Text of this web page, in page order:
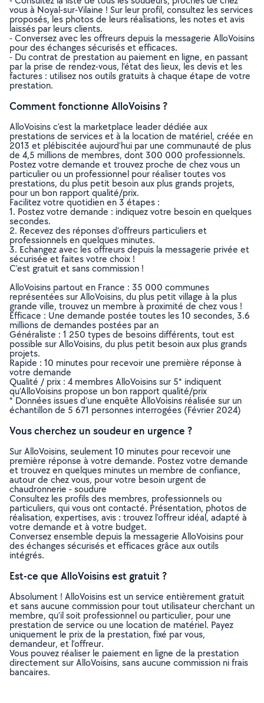
vous à Noyal-sur-Vilaine ! Sur leur profil, consultez les services
proposés, les photos de leurs réalisations, les notes et avis
laissés par leurs clients.
- Conversez avec les offreurs depuis la messagerie AlloVoisins
pour des échanges sécurisés et efficaces.
- Du contrat de prestation au paiement en ligne, en passant
par la prise de rendez-vous, l’état des lieux, les devis et les
factures : utilisez nos outils gratuits à chaque étape de votre
prestation.
Comment fonctionne AlloVoisins ?
AlloVoisins c’est la marketplace leader dédiée aux
prestations de services et à la location de matériel, créée en
2013 et plébiscitée aujourd’hui par une communauté de plus
de 4,5 millions de membres, dont 300 000 professionnels.
Postez votre demande et trouvez proche de chez vous un
particulier ou un professionnel pour réaliser toutes vos
prestations, du plus petit besoin aux plus grands projets,
pour un bon rapport qualité/prix.
Facilitez votre quotidien en 3 étapes :
1. Postez votre demande : indiquez votre besoin en quelques
secondes.
2. Recevez des réponses d’offreurs particuliers et
professionnels en quelques minutes.
3. Echangez avec les offreurs depuis la messagerie privée et
sécurisée et faites votre choix !
C’est gratuit et sans commission !
AlloVoisins partout en France : 35 000 communes
représentées sur AlloVoisins, du plus petit village à la plus
grande ville, trouvez un membre à proximité de chez vous !
Efficace : Une demande postée toutes les 10 secondes, 3.6
millions de demandes postées par an
Généraliste : 1 250 types de besoins différents, tout est
possible sur AlloVoisins, du plus petit besoin aux plus grands
projets.
Rapide : 10 minutes pour recevoir une première réponse à
votre demande
Qualité / prix : 4 membres AlloVoisins sur 5* indiquent
qu’AlloVoisins propose un bon rapport qualité/prix
* Données issues d’une enquête AlloVoisins réalisée sur un
échantillon de 5 671 personnes interrogées (Février 2024)
Vous cherchez un soudeur en urgence ?
Sur AlloVoisins, seulement 10 minutes pour recevoir une
première réponse à votre demande. Postez votre demande
et trouvez en quelques minutes un membre de confiance,
autour de chez vous, pour votre besoin urgent de
chaudronnerie - soudure
Consultez les profils des membres, professionnels ou
particuliers, qui vous ont contacté. Présentation, photos de
réalisation, expertises, avis : trouvez l'offreur idéal, adapté à
votre demande et à votre budget.
Conversez ensemble depuis la messagerie AlloVoisins pour
des échanges sécurisés et efficaces grâce aux outils
intégrés.
Est-ce que AlloVoisins est gratuit ?
Absolument ! AlloVoisins est un service entièrement gratuit
et sans aucune commission pour tout utilisateur cherchant un
membre, qu’il soit professionnel ou particulier, pour une
prestation de service ou une location de matériel. Payez
uniquement le prix de la prestation, fixé par vous,
demandeur, et l’offreur.
Vous pouvez réaliser le paiement en ligne de la prestation
directement sur AlloVoisins, sans aucune commission ni frais
bancaires.